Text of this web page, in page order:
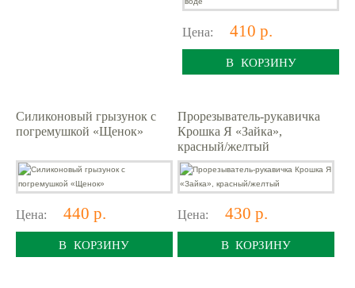
Цена: 410 р.
В КОРЗИНУ
Силиконовый грызунок с
погремушкой «Щенок»
Цена: 440 р.
В КОРЗИНУ
Прорезыватель-рукавичка
Крошка Я «Зайка»,
красный/желтый
Цена: 430 р.
В КОРЗИНУ